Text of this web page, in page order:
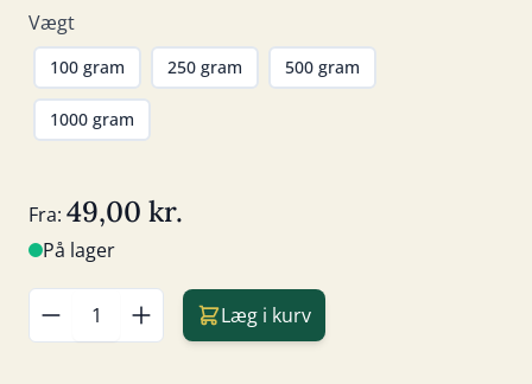
Vægt
100 gram 250 gram 500 gram
1000 gram
Fra: 49,00 kr.
På lager
Læg i kurv